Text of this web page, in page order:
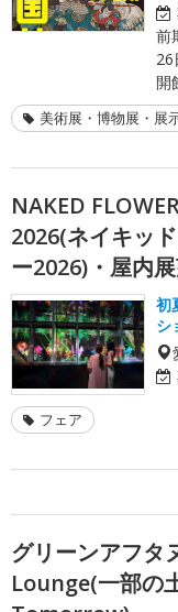
前
開
美術展・博物展・展
NAKED
2026(ネイキッ
ー2026)・屋内
初
シ
フェア
グリーンアフタ
Lounge(一部の